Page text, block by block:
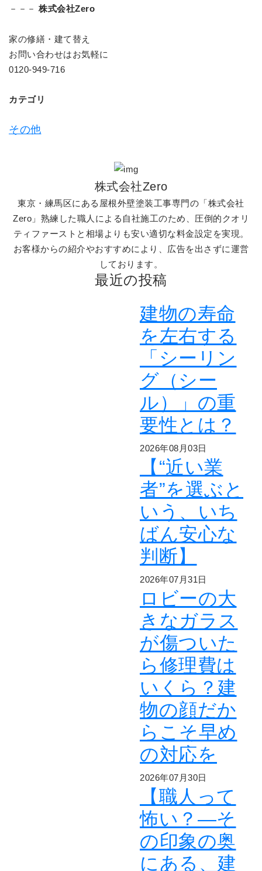
－－－ 株式会社Zero
家の修繕・建て替え
お問い合わせはお気軽に
0120-949-716
カテゴリ
その他
株式会社Zero
東京・練馬区にある屋根外壁塗装工事専門の「株式会社
Zero」熟練した職人による自社施工のため、圧倒的クオリ
ティファーストと相場よりも安い適切な料金設定を実現。
お客様からの紹介やおすすめにより、広告を出さずに運営
しております。
最近の投稿
建物の寿命
を左右する
「シーリン
グ（シー
ル）」の重
要性とは？
2026年08月03日
【“近い業
者”を選ぶと
いう、いち
ばん安心な
判断】
2026年07月31日
ロビーの大
きなガラス
が傷ついた
ら修理費は
いくら？建
物の顔だか
らこそ早め
の対応を
2026年07月30日
【職人って
怖い？―そ
の印象の奥
にある、建